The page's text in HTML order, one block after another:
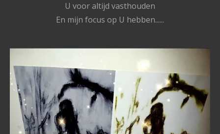
U voor altijd vasthouden
En mijn focus op U hebben......